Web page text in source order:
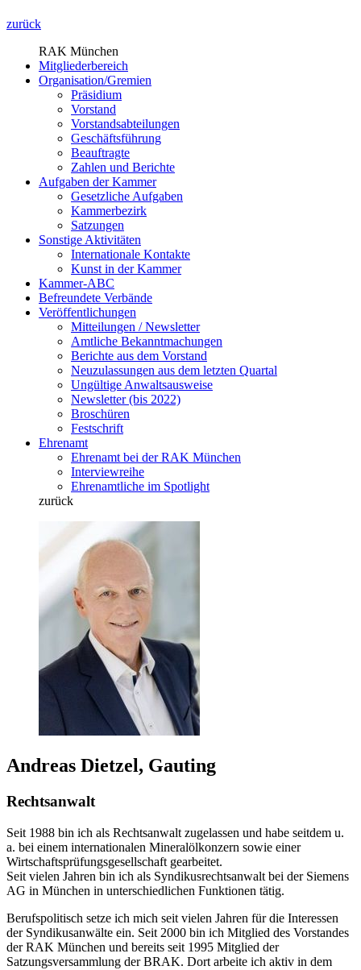
zurück
RAK München
Mitgliederbereich
Organisation/Gremien
Präsidium
Vorstand
Vorstandsabteilungen
Geschäftsführung
Beauftragte
Zahlen und Berichte
Aufgaben der Kammer
Gesetzliche Aufgaben
Kammerbezirk
Satzungen
Sonstige Aktivitäten
Internationale Kontakte
Kunst in der Kammer
Kammer-ABC
Befreundete Verbände
Veröffentlichungen
Mitteilungen / Newsletter
Amtliche Bekanntmachungen
Berichte aus dem Vorstand
Neuzulassungen aus dem letzten Quartal
Ungültige Anwaltsausweise
Newsletter (bis 2022)
Broschüren
Festschrift
Ehrenamt
Ehrenamt bei der RAK München
Interviewreihe
Ehrenamtliche im Spotlight
zurück
Andreas Dietzel, Gauting
Rechtsanwalt
Seit 1988 bin ich als Rechtsanwalt zugelassen und habe seitdem u.
a. bei einem internationalen Mineralölkonzern sowie einer
Wirtschaftsprüfungsgesellschaft gearbeitet.
Seit vielen Jahren bin ich als Syndikusrechtsanwalt bei der Siemens
AG in München in unterschiedlichen Funktionen tätig.
Berufspolitisch setze ich mich seit vielen Jahren für die Interessen
der Syndikusanwälte ein. Seit 2000 bin ich Mitglied des Vorstandes
der RAK München und bereits seit 1995 Mitglied der
Satzungsversammlung der BRAK. Dort arbeite ich aktiv in dem